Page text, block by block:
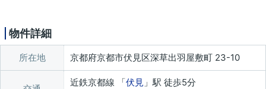
物件詳細
所在地 京都府京都市伏見区深草出羽屋敷町 23-10
近鉄京都線 「伏見 」駅 徒歩5分